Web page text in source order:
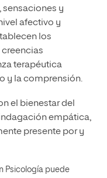
y
afectivo y
los
terapéutica
y la comprensión.
el bienestar del
empática,
presente por y
Psicología puede